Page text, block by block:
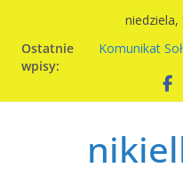
treści
niedziela,
Ostatnie
wpisy:
Komunikat
Nikielkowie na
Kiermasz
Wymiana